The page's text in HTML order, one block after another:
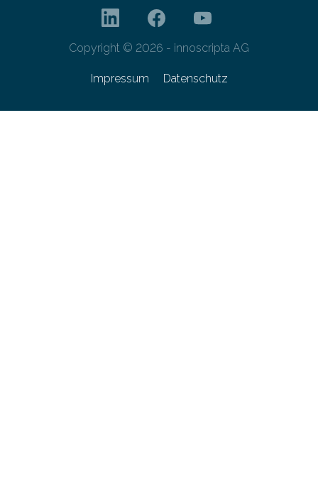
Copyright © 2026 - innoscripta AG
Impressum Datenschutz